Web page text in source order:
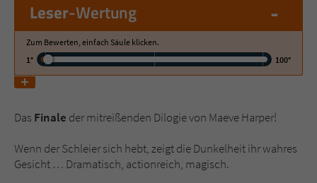
Leser-Wertung -
Zum Bewerten, einfach Säule klicken.
1°
100°
Das Finale der mitreißenden Dilogie von Maeve Harper!
Wenn der Schleier sich hebt, zeigt die Dunkelheit ihr wahres
Gesicht … Dramatisch, actionreich, magisch.
Name tx_pwcomments_ahash
Anbieter Literatur-Couch Medien GmbH & Co. KG